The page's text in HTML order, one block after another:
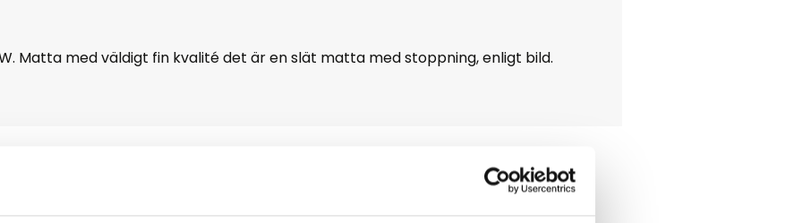
Matta med väldigt fin kvalité det är en slät matta med stoppning, enligt bild.